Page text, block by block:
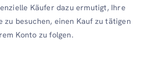
Käufer dazu ermutigt, Ihre
zu besuchen, einen Kauf zu tätigen
Konto zu folgen.